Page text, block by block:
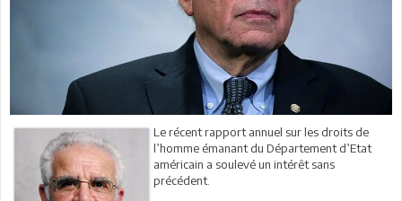
Le récent rapport annuel sur les droits de
l’homme émanant du Département d’Etat
américain a soulevé un intérêt sans
précédent.